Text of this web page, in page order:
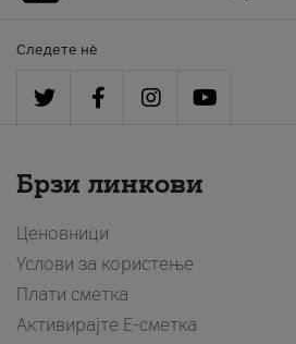
Следете нè
Брзи линкови
Ценовници
Услови за користење
Плати сметка
Активирајте Е-сметка